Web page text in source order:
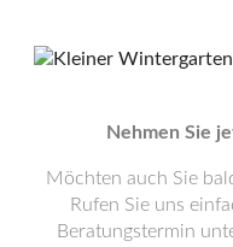
Nehmen Sie
Möchten auch Sie
Rufen Sie uns
Beratungstermin